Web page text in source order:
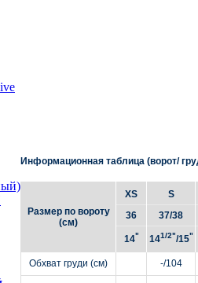
Информационная таблица (ворот/
Размер по вороту
(см)
XS
36
14"
S
37/38
141/2"/15"
Обхват груди (см) -/104